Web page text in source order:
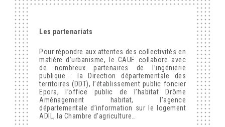
Les partenariats
Pour répondre aux attentes des collectivités en
matière d’urbanisme, le CAUE collabore avec
de nombreux partenaires de l’ingénierie
publique : la Direction départementale des
territoires (DDT), l’établissement public foncier
Epora, l’office public de l’habitat Drôme
Aménagement habitat, l’agence
départementale d’information sur le logement
ADIL, la Chambre d’agriculture…